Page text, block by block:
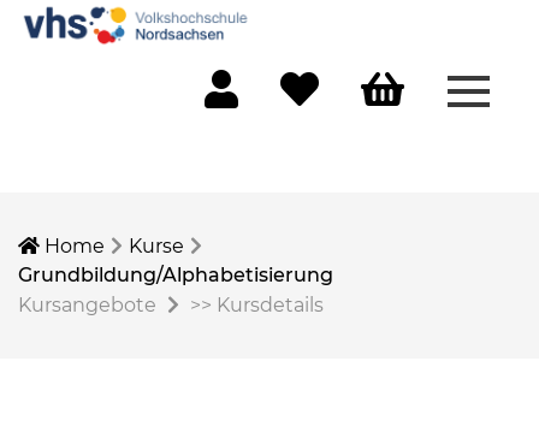
Home
Kurse
Grundbildung/Alphabetisierung
Kursangebote
>> Kursdetails